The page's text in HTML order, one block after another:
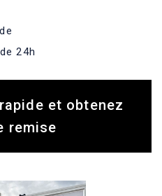
24h
et obtenez
remise